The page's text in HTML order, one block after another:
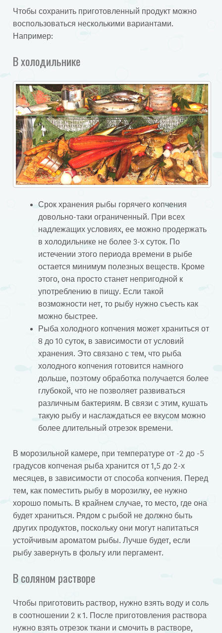
Чтобы сохранить приготовленный продукт можно
воспользоваться несколькими вариантами.
Например:
В холодильнике
Срок хранения рыбы горячего копчения
довольно-таки ограниченный. При всех
надлежащих условиях, ее можно продержать
в холодильнике не более 3-х суток. По
истечении этого периода времени в рыбе
остается минимум полезных веществ. Кроме
этого, она просто станет непригодной к
употреблению в пищу. Если такой
возможности нет, то рыбу нужно съесть как
можно быстрее.
Рыба холодного копчения может храниться от
8 до 10 суток, в зависимости от условий
хранения. Это связано с тем, что рыба
холодного копчения готовится намного
дольше, поэтому обработка получается более
глубокой, что не позволяет развиваться
различным бактериям. В связи с этим, кушать
такую рыбу и наслаждаться ее вкусом можно
более длительный отрезок времени.
В морозильной камере, при температуре от -2 до -5
градусов копченая рыба хранится от 1,5 до 2-х
месяцев, в зависимости от способа копчения. Перед
тем, как поместить рыбу в морозилку, ее нужно
хорошо помыть. В крайнем случае, то место, где она
будет храниться. Рядом с рыбой не должно быть
других продуктов, поскольку они могут напитаться
устойчивым ароматом рыбы. Лучше будет, если
рыбу завернуть в фольгу или пергамент.
В соляном растворе
Чтобы приготовить раствор, нужно взять воду и соль
в соотношении 2 к 1. После приготовления раствора
нужно взять отрезок ткани и смочить в растворе,